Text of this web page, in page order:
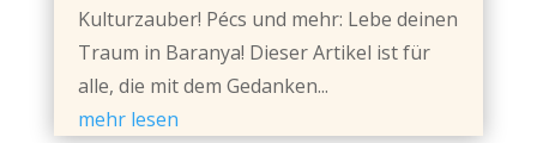
Kulturzauber! Pécs und mehr: Lebe deinen
Traum in Baranya! Dieser Artikel ist für
alle, die mit dem Gedanken...
mehr lesen